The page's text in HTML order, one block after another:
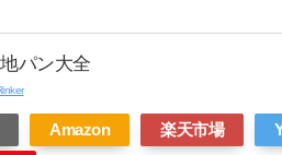
パン大全
Amazon 楽天市場